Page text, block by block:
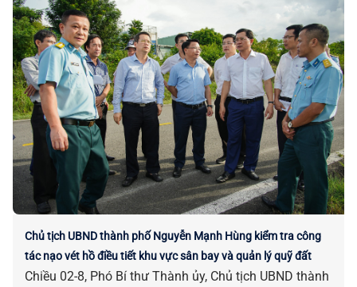
Chủ tịch UBND thành phố Nguyễn Mạnh Hùng kiểm tra công
tác nạo vét hồ điều tiết khu vực sân bay và quản lý quỹ đất
Chiều 02-8, Phó Bí thư Thành ủy, Chủ tịch UBND thành